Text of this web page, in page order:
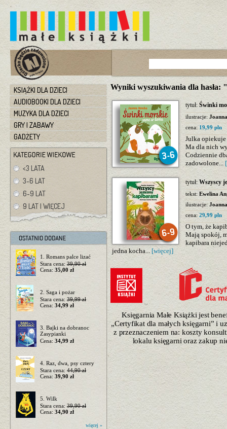
KSIĄŻKI DLA DZIECI
AUDIOBOOKI DLA DZIECI
MUZYKA DLA DZIECI
GRY I ZABAWY
GADŻETY
<3 LATA
3-6 LAT
6-9 LAT
9 LAT I WIĘCEJ
1. Romans palce lizać
Stara cena: 39,90 zł
Cena: 35,00 zł
2. Saga i pożar
Stara cena: 39,99 zł
Cena: 34,99 zł
3. Bajki na dobranoc
Zasypianki
Cena: 34,99 zł
4. Raz, dwa, psy cztery
Stara cena: 44,90 zł
Cena: 39,90 zł
5. Wilk
Stara cena: 39,90 zł
Cena: 34,90 zł
więcej »
Wyniki wyszukiwania dla hasła:
tytuł: Świnki
ilustracje:
cena: 19,99 pln
Julka
Ma dla nich
Codziennie
zadowolone...
tytuł: Wszyscy
tekst: Ewelina
ilustracje:
cena: 29,99 pln
O tym, że
Mają spokój,
kapibara
jedna kocha... [więcej]
Księgarnia Małe Książki jest
„Certyfikat dla małych księgarni” i
z przeznaczeniem na: koszty
lokalu księgarni oraz zakup